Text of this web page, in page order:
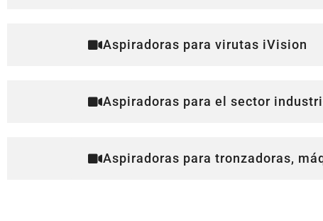
Aspiradoras para virutas iVision
Aspiradoras para el sector
Aspiradoras para tronzadoras,